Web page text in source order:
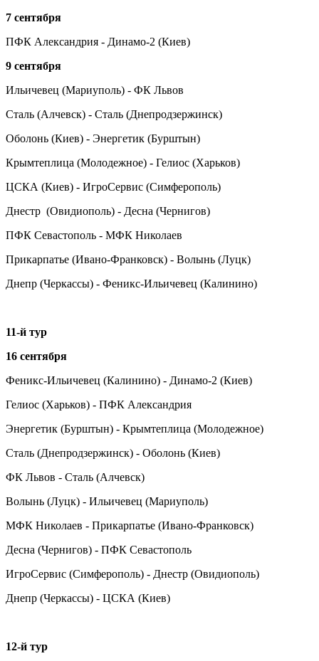
7 сентября
ПФК Александрия - Динамо-2 (Киев)
9 сентября
Ильичевец (Мариуполь) - ФК Львов
Сталь (Алчевск) - Сталь (Днепродзержинск)
Оболонь (Киев) - Энергетик (Бурштын)
Крымтеплица (Молодежное) - Гелиос (Харьков)
ЦСКА (Киев) - ИгроСервис (Симферополь)
Днестр (Овидиополь) - Десна (Чернигов)
ПФК Севастополь - МФК Николаев
Прикарпатье (Ивано-Франковск) - Волынь (Луцк)
Днепр (Черкассы) - Феникс-Ильичевец (Калинино)
11-й тур
16 сентября
Феникс-Ильичевец (Калинино) - Динамо-2 (Киев)
Гелиос (Харьков) - ПФК Александрия
Энергетик (Бурштын) - Крымтеплица (Молодежное)
Сталь (Днепродзержинск) - Оболонь (Киев)
ФК Львов - Сталь (Алчевск)
Волынь (Луцк) - Ильичевец (Мариуполь)
МФК Николаев - Прикарпатье (Ивано-Франковск)
Десна (Чернигов) - ПФК Севастополь
ИгроСервис (Симферополь) - Днестр (Овидиополь)
Днепр (Черкассы) - ЦСКА (Киев)
12-й тур